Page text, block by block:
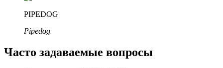
До 65% комиссии!
PIPEDOG
Pipedog
Часто задаваемые вопросы